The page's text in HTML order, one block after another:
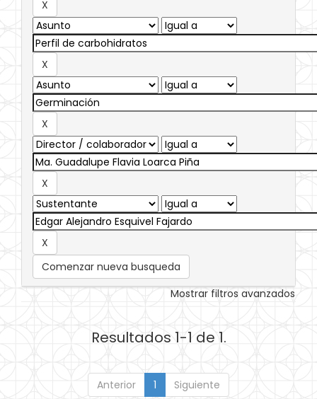
Comenzar nueva busqueda
Mostrar filtros avanzados
Resultados 1-1 de 1.
Anterior 1 Siguiente